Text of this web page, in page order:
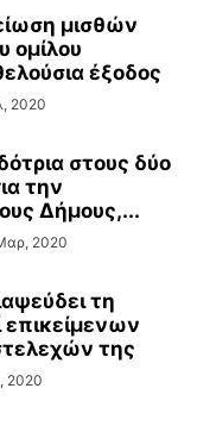
μισθών
ομίλου
έξοδος
2020
στους δύο
την
Δήμους,...
2020
τη
επικείμενων
της
2020